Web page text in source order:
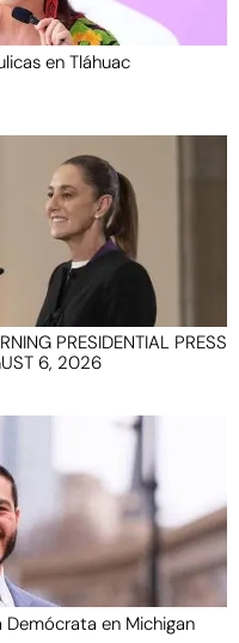
en Tláhuac
PRESIDENTIAL PRESS
6, 2026
Demócrata en Michigan